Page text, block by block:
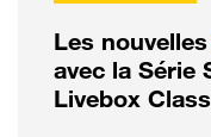
Les nouvelles
avec la Série
Livebox